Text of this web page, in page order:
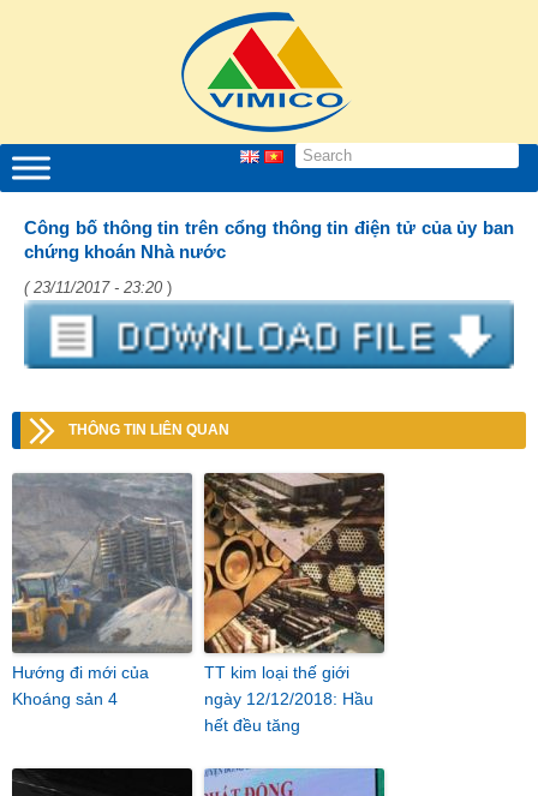
Công bố thông tin trên cổng thông tin điện tử của ủy ban
chứng khoán Nhà nước
( 23/11/2017 - 23:20 )
THÔNG TIN LIÊN QUAN
Hướng đi mới của
Khoáng sản 4
TT kim loại thế giới
ngày 12/12/2018: Hầu
hết đều tăng